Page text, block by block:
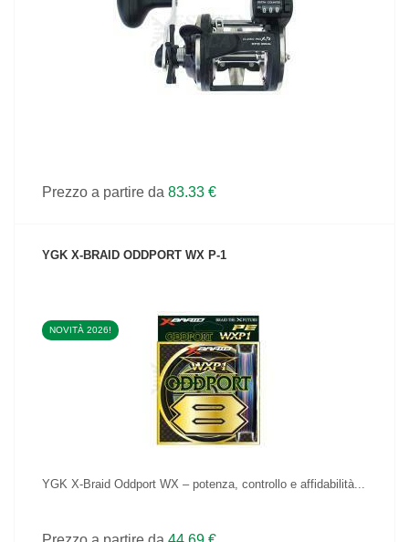
Prezzo a partire da 83.33 €
YGK X-BRAID ODDPORT WX P-1
NOVITÀ 2026!
VEDI IL PRODOTTO
YGK X-Braid Oddport WX – potenza, controllo e affidabilità...